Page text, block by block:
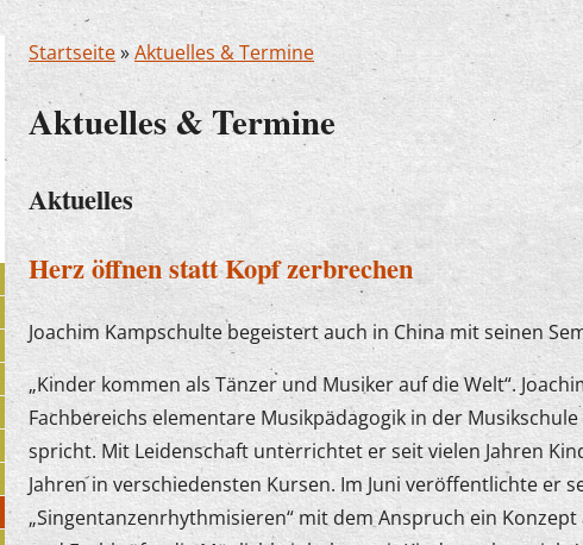
Startseite»Aktuelles & Termine
Aktuelles & Termine
Aktuelles
Herz öffnen statt Kopf zerbrechen
Joachim Kampschulte begeistert auch in China mit seinen
„Kinder kommen als Tänzer und Musiker auf die Welt“.
Fachbereichs elementare Musikpädagogik in der
spricht. Mit Leidenschaft unterrichtet er seit vielen Jahren
Jahren in verschiedensten Kursen. Im Juni veröffentlichte er
„Singentanzenrhythmisieren“ mit dem Anspruch ein